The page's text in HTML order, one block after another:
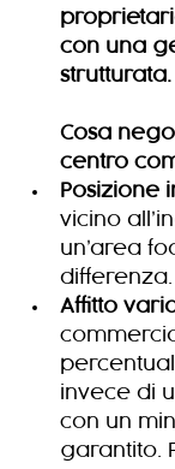
con una
strutturata.
Cosa
centro
Posizione
vicino
un’area
differenza.
Affitto
invece di
con un
garantito.